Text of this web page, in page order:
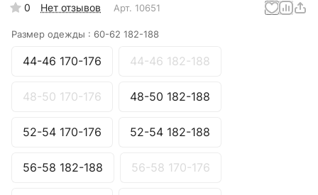
0 Нет отзывов Арт. 10651
Размер одежды : 60-62 182-188
44-46 170-176 44-46 182-188
48-50 170-176 48-50 182-188
52-54 170-176 52-54 182-188
56-58 182-188 56-58 170-176